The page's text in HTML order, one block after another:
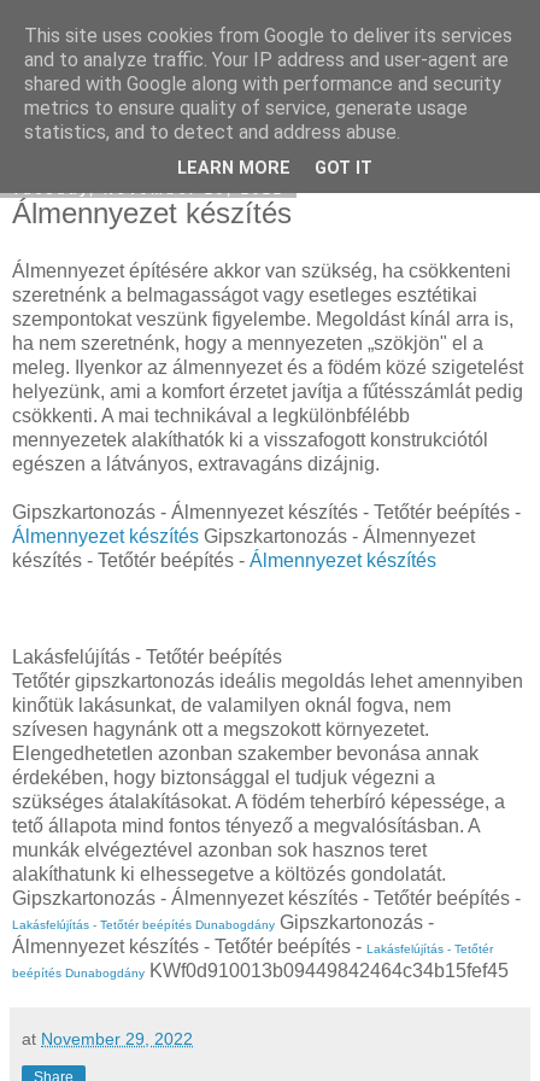
Havidíjas linképítés
Álmennyezet készítés
Álmennyezet építésére akkor van szükség, ha csökkenteni
szeretnénk a belmagasságot vagy esetleges esztétikai
szempontokat veszünk figyelembe. Megoldást kínál arra is,
ha nem szeretnénk, hogy a mennyezeten „szökjön" el a
meleg. Ilyenkor az álmennyezet és a födém közé szigetelést
helyezünk, ami a komfort érzetet javítja a fűtésszámlát pedig
csökkenti. A mai technikával a legkülönbfélébb
mennyezetek alakíthatók ki a visszafogott konstrukciótól
egészen a látványos, extravagáns dizájnig.
Gipszkartonozás - Álmennyezet készítés - Tetőtér beépítés -
Álmennyezet készítés Gipszkartonozás - Álmennyezet
készítés - Tetőtér beépítés - Álmennyezet készítés
Lakásfelújítás - Tetőtér beépítés
Tetőtér gipszkartonozás ideális megoldás lehet amennyiben
kinőtük lakásunkat, de valamilyen oknál fogva, nem
szívesen hagynánk ott a megszokott környezetet.
Elengedhetetlen azonban szakember bevonása annak
érdekében, hogy biztonsággal el tudjuk végezni a
szükséges átalakításokat. A födém teherbíró képessége, a
tető állapota mind fontos tényező a megvalósításban. A
munkák elvégeztével azonban sok hasznos teret
alakíthatunk ki elhessegetve a költözés gondolatát.
Gipszkartonozás - Álmennyezet készítés - Tetőtér beépítés -
Lakásfelújítás - Tetőtér beépítés Dunabogdány Gipszkartonozás -
Álmennyezet készítés - Tetőtér beépítés - Lakásfelújítás - Tetőtér
beépítés Dunabogdány KWf0d910013b09449842464c34b15fef45
at November 29, 2022
Share
This site uses cookies from Google to deliver its services
and to analyze traffic. Your IP address and user-agent are
shared with Google along with performance and security
metrics to ensure quality of service, generate usage
statistics, and to detect and address abuse.
LEARN MORE GOT IT